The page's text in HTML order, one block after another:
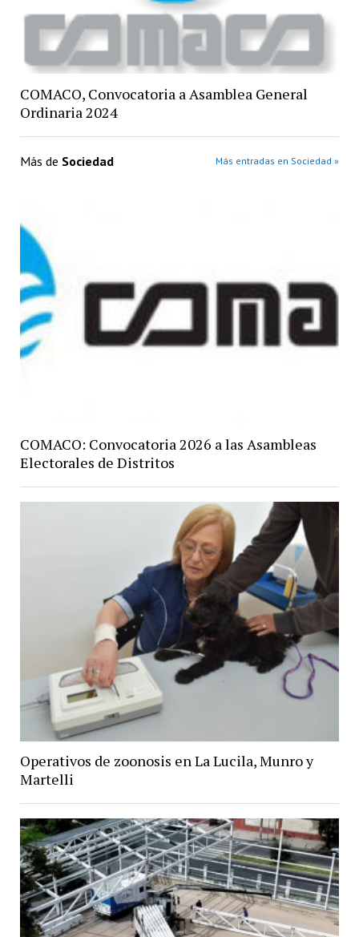
COMACO, Convocatoria a Asamblea General
Ordinaria 2024
Más de Sociedad Más entradas en Sociedad »
COMACO: Convocatoria 2026 a las Asambleas
Electorales de Distritos
Operativos de zoonosis en La Lucila, Munro y
Martelli